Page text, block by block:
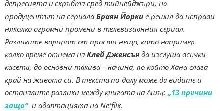
депресията и скръбта сред тийнейджъри, но
продуцентът на сериала Браян Йорки е решил да направи
няколко огромни промени в телевизионния сериал.
Разликите варират от прости неща, като например
колко време отнема на Клей Дженсън да изслуша всички
касети, до основни такива – начина, по който Хана слага
край на живота си. В текста по-долу може да видите и
останалите разлики между книгата на Ашър „13 причини
защо“ и адаптацията на Netflix.